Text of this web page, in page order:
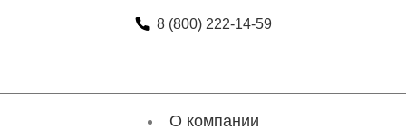
8 (800) 222-14-59
О компании